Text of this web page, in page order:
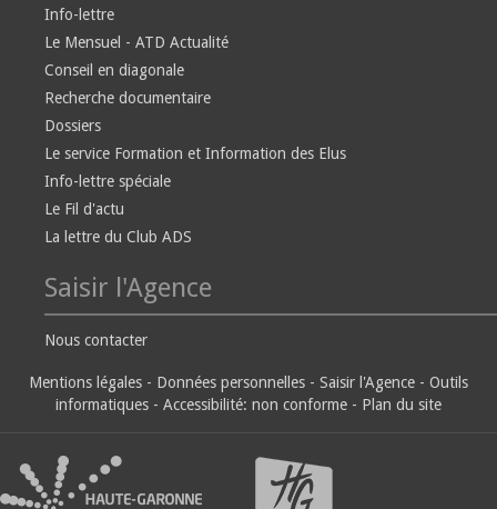
Info-lettre
Le Mensuel - ATD Actualité
Conseil en diagonale
Recherche documentaire
Dossiers
Le service Formation et Information des Elus
Info-lettre spéciale
Le Fil d'actu
La lettre du Club ADS
Saisir l'Agence
Nous contacter
Mentions légales - Données personnelles - Saisir l'Agence - Outils
informatiques - Accessibilité: non conforme - Plan du site